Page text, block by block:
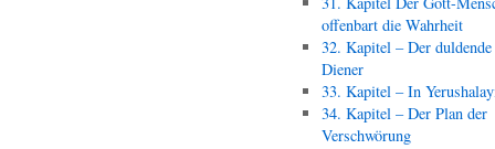
offenbart die Wahrheit
32. Kapitel – Der duldende
Diener
33. Kapitel – In
34. Kapitel – Der Plan der
Verschwörung